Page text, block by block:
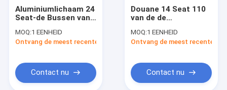
Aluminiumlichaam 24
Seat-de Bussen van
Luchthavenpendel,
de Bus van de 4
MOQ:1 EENHEID
Ontvang de meest recente Prijs
Contact nu
Douane 14 Seat 110
van de de
de
Passagiersluchthaven
13500mm
MOQ:1 EENHEID
Ontvang de meest recente
Contact nu